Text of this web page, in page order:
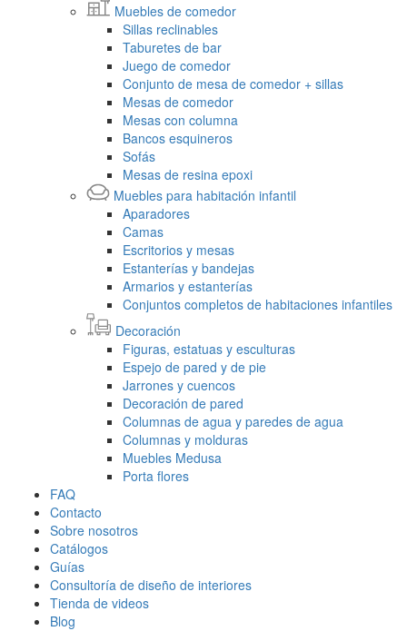
Muebles de comedor
Sillas reclinables
Taburetes de bar
Juego de comedor
Conjunto de mesa de comedor + sillas
Mesas de comedor
Mesas con columna
Bancos esquineros
Sofás
Mesas de resina epoxi
Muebles para habitación infantil
Aparadores
Camas
Escritorios y mesas
Estanterías y bandejas
Armarios y estanterías
Conjuntos completos de habitaciones infantiles
Decoración
Figuras, estatuas y esculturas
Espejo de pared y de pie
Jarrones y cuencos
Decoración de pared
Columnas de agua y paredes de agua
Columnas y molduras
Muebles Medusa
Porta flores
FAQ
Contacto
Sobre nosotros
Catálogos
Guías
Consultoría de diseño de interiores
Tienda de videos
Blog